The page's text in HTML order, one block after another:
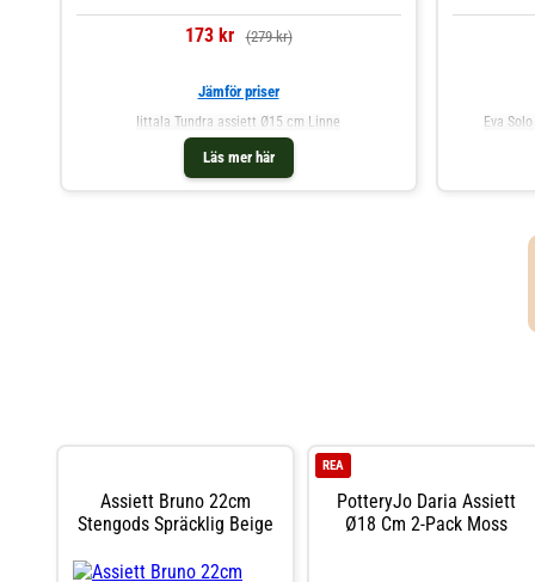
173 kr (279 kr)
Läs mer här
Jämför priser
Iittala Tundra assiett Ø15 cm Linne Eva
Assiett Bruno 22cm
Stengods Spräcklig Beige
PotteryJo Daria Assiett
Ø18 Cm 2-Pack Moss
REA